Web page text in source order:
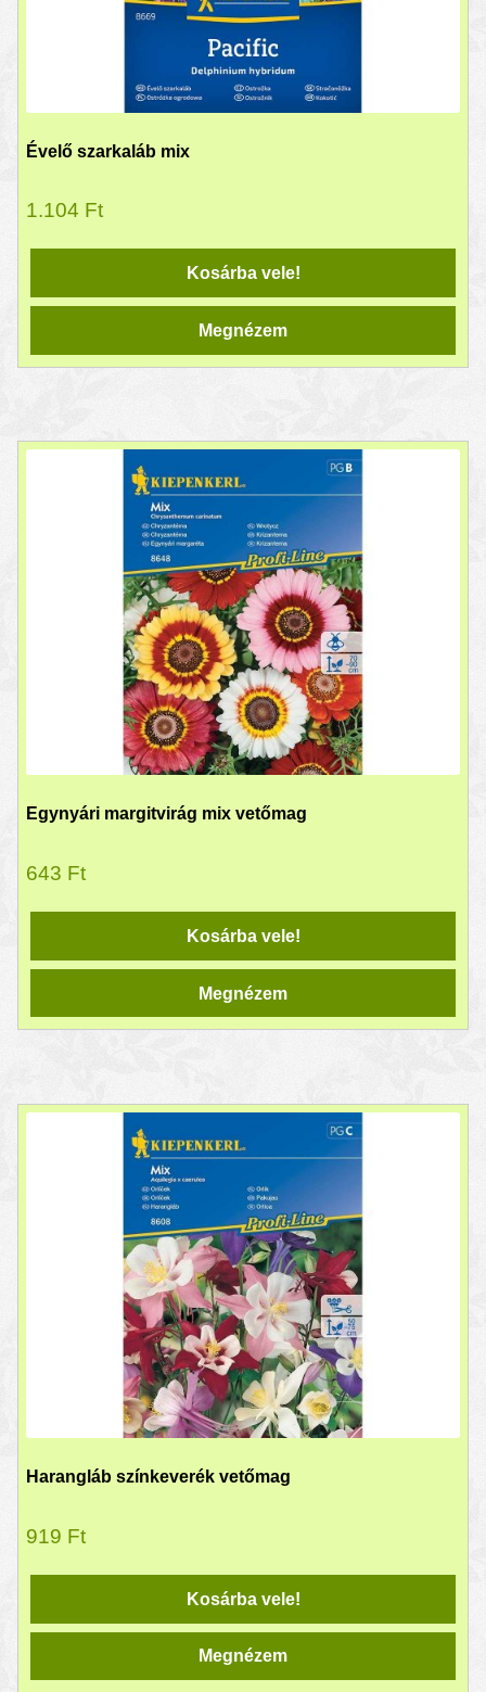
Évelő szarkaláb mix
1.104 Ft
Kosárba vele!
Megnézem
Egynyári margitvirág mix vetőmag
643 Ft
Kosárba vele!
Megnézem
Harangláb színkeverék vetőmag
919 Ft
Kosárba vele!
Megnézem